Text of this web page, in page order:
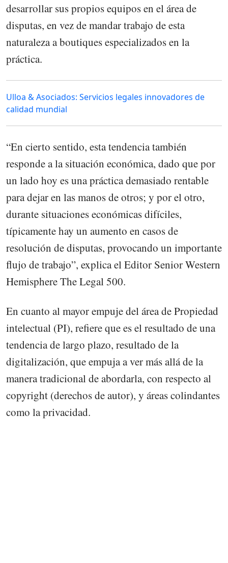
desarrollar sus propios equipos en el área de
disputas, en vez de mandar trabajo de esta
naturaleza a boutiques especializados en la
práctica.
Ulloa & Asociados: Servicios legales innovadores de
calidad mundial
“En cierto sentido, esta tendencia también
responde a la situación económica, dado que por
un lado hoy es una práctica demasiado rentable
para dejar en las manos de otros; y por el otro,
durante situaciones económicas difíciles,
típicamente hay un aumento en casos de
resolución de disputas, provocando un importante
flujo de trabajo”, explica el Editor Senior Western
Hemisphere The Legal 500.
En cuanto al mayor empuje del área de Propiedad
intelectual (PI), refiere que es el resultado de una
tendencia de largo plazo, resultado de la
digitalización, que empuja a ver más allá de la
manera tradicional de abordarla, con respecto al
copyright (derechos de autor), y áreas colindantes
como la privacidad.